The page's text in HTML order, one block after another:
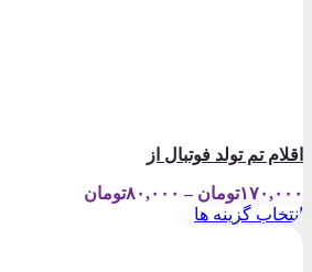
اقلام تم تولد فوتبال از
۱۷۰,۰۰۰تومان – ۸۰,۰۰۰تومان
انتخاب گزینه ها